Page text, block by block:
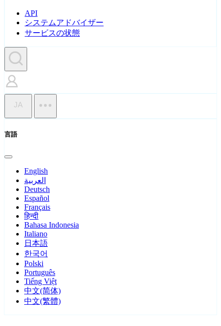
API
システムアドバイザー
サービスの状態
JA
言語
English
العربية
Deutsch
Español
Français
हिन्दी
Bahasa Indonesia
Italiano
日本語
한국어
Polski
Português
Tiếng Việt
中文(简体)
中文(繁體)